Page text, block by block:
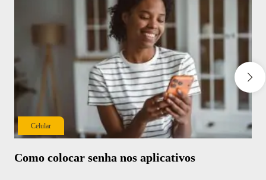
Celular
Como colocar senha nos aplicativos